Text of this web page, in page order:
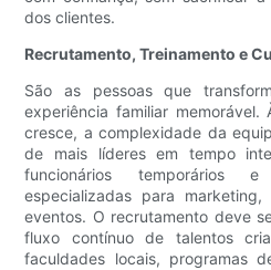
dos clientes.
Recrutamento, Treinamento e
São as pessoas que
experiência familiar
cresce, a complexidade da
de mais líderes em tempo
funcionários temporários
especializadas para
eventos. O recrutamento deve
fluxo contínuo de talentos
faculdades locais, programas